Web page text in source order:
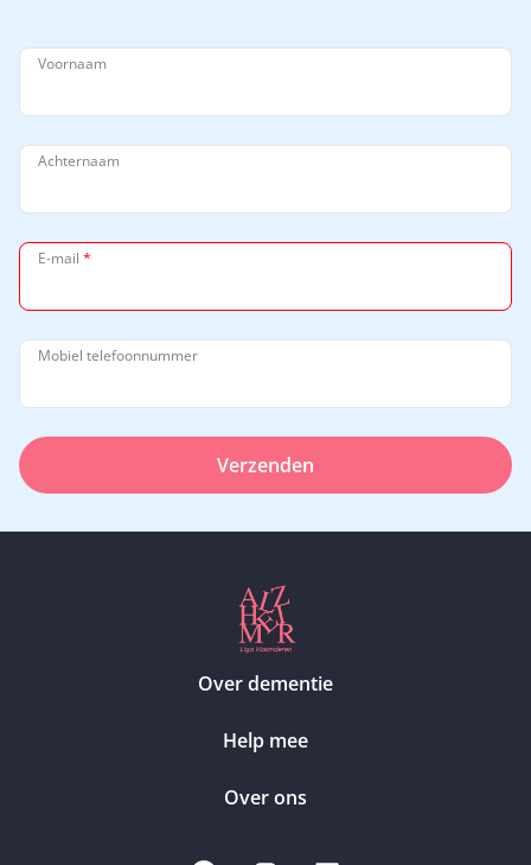
Voornaam
Achternaam
E-mail *
Mobiel telefoonnummer
Verzenden
Over dementie
Help mee
Over ons